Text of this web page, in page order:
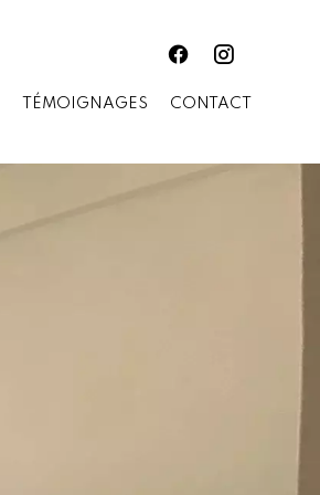
TÉMOIGNAGES CONTACT